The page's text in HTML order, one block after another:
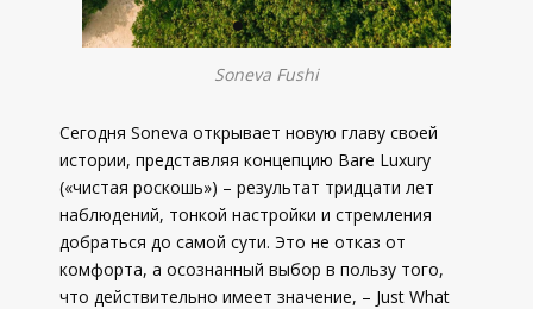
Soneva Fushi
Сегодня Soneva открывает новую главу своей
истории, представляя концепцию Bare Luxury
(«чистая роскошь») – результат тридцати лет
наблюдений, тонкой настройки и стремления
добраться до самой сути. Это не отказ от
комфорта, а осознанный выбор в пользу того,
что действительно имеет значение, – Just What